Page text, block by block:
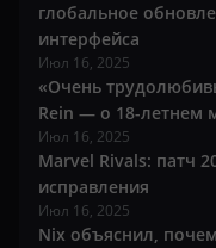
глобальное
интерфейса
Июл 16, 2025
«Очень
Rein — о 18-летнем
Июл 16, 2025
Marvel Rivals: патч
исправления
Июл 16, 2025
Nix объяснил,